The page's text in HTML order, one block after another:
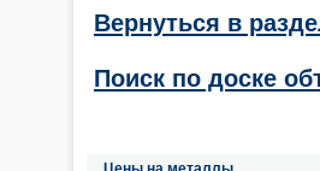
Вернуться в
Поиск по доске